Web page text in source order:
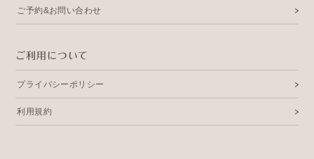
ご予約&お問い合わせ
ご利用について
プライバシーポリシー
利用規約